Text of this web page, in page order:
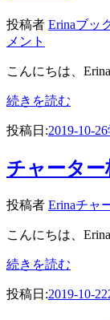
投稿者 Erinaブッ
メント
こんにちは、
続きを読む
投稿日:2019-10-26
チャータ
投稿者 Erinaチャ
こんにちは、
続きを読む
投稿日:2019-10-22